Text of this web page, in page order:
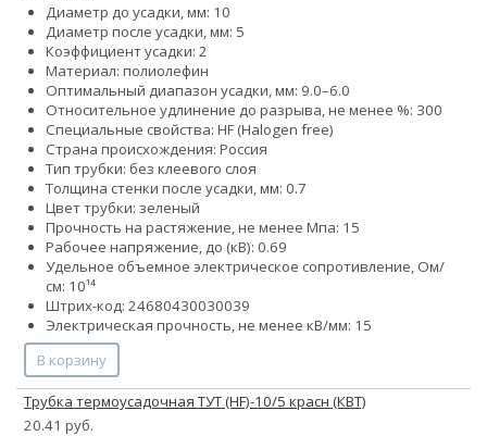
Диаметр до усадки, мм: 10
Диаметр после усадки, мм: 5
Коэффициент усадки: 2
Материал: полиолефин
Оптимальный диапазон усадки, мм: 9.0–6.0
Относительное удлинение до разрыва, не менее %: 300
Специальные свойства: HF (Halogen free)
Страна происхождения: Россия
Тип трубки: без клеевого слоя
Толщина стенки после усадки, мм: 0.7
Цвет трубки: зеленый
Прочность на растяжение, не менее Мпа: 15
Рабочее напряжение, до (кВ): 0.69
Удельное объемное электрическое сопротивление, Ом/
см: 10¹⁴
Штрих-код: 24680430030039
Электрическая прочность, не менее кВ/мм: 15
В корзину
Трубка термоусадочная ТУТ (HF)-10/5 красн (КВТ)
20.41 руб.